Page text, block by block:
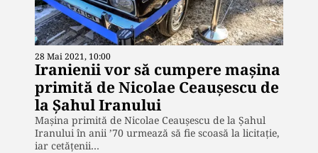
28 Mai 2021, 10:00
Iranienii vor să cumpere mașina
primită de Nicolae Ceaușescu de
la Șahul Iranului
Mașina primită de Nicolae Ceaușescu de la Șahul
Iranului în anii ’70 urmează să fie scoasă la licitație,
iar cetățenii…